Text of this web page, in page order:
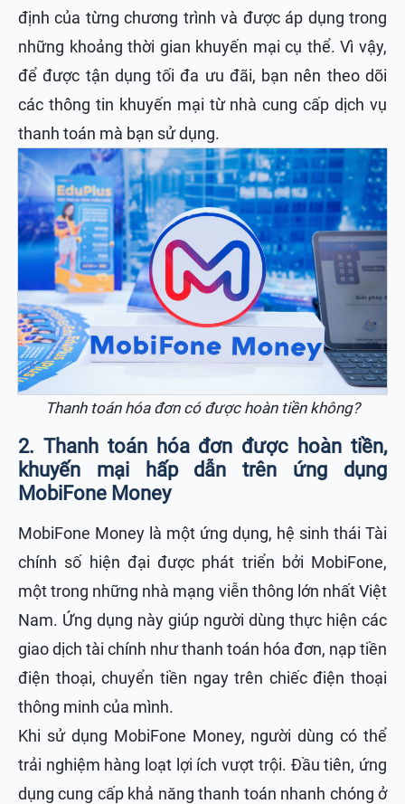
định của từng chương trình và được áp dụng trong
những khoảng thời gian khuyến mại cụ thể. Vì vậy,
để được tận dụng tối đa ưu đãi, bạn nên theo dõi
các thông tin khuyến mại từ nhà cung cấp dịch vụ
thanh toán mà bạn sử dụng.
Thanh toán hóa đơn có được hoàn tiền không?
2. Thanh toán hóa đơn được hoàn tiền,
khuyến mại hấp dẫn trên ứng dụng
MobiFone Money
MobiFone Money là một ứng dụng, hệ sinh thái Tài
chính số hiện đại được phát triển bởi MobiFone,
một trong những nhà mạng viễn thông lớn nhất Việt
Nam. Ứng dụng này giúp người dùng thực hiện các
giao dịch tài chính như thanh toán hóa đơn, nạp tiền
điện thoại, chuyển tiền ngay trên chiếc điện thoại
thông minh của mình.
Khi sử dụng MobiFone Money, người dùng có thể
trải nghiệm hàng loạt lợi ích vượt trội. Đầu tiên, ứng
dụng cung cấp khả năng thanh toán nhanh chóng ở